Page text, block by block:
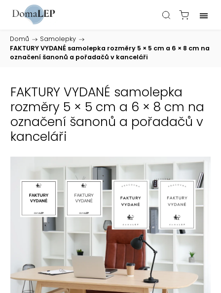
Domů / Samolepky /
FAKTURY VYDANÉ samolepka rozměry 5 × 5 cm a 6 × 8 cm na
označení šanonů a pořadačů v kanceláři
FAKTURY VYDANÉ samolepka
rozměry 5 × 5 cm a 6 × 8 cm na
označení šanonů a pořadačů v
kanceláři